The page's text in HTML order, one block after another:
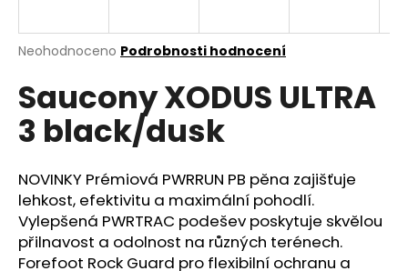
Průměrné
produktu
je
0,0
z
hvězdiček.
Neohodnoceno Podrobnosti hodnocení
Saucony XODUS ULTRA
3 black/dusk
NOVINKY Prémiová PWRRUN PB pěna zajišťuje
lehkost, efektivitu a maximální pohodlí.
Vylepšená PWRTRAC podešev poskytuje skvělou
přilnavost a odolnost na různých terénech.
Forefoot Rock Guard pro flexibilní ochranu a
j
t
?
HLEDAT